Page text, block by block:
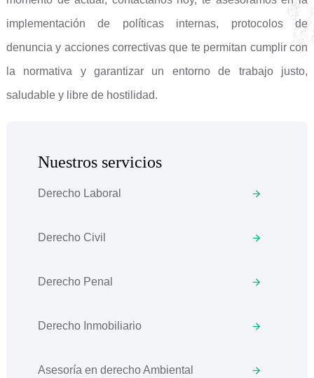
implementación de políticas internas, protocolos de
denuncia y acciones correctivas que te permitan cumplir con
la normativa y garantizar un entorno de trabajo justo,
saludable y libre de hostilidad.
Nuestros servicios
Derecho Laboral
Derecho Civil
Derecho Penal
Derecho Inmobiliario
Asesoría en derecho Ambiental